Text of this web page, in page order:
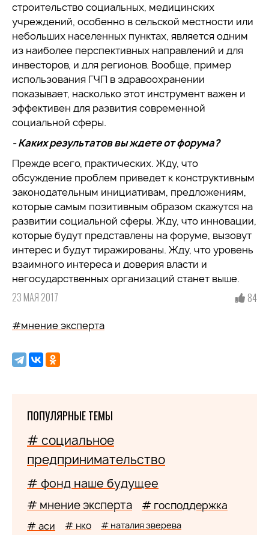
строительство социальных, медицинских
учреждений, особенно в сельской местности или
небольших населенных пунктах, является одним
из наиболее перспективных направлений и для
инвесторов, и для регионов. Вообще, пример
использования ГЧП в здравоохранении
показывает, насколько этот инструмент важен и
эффективен для развития современной
социальной сферы.
- Каких результатов вы ждете от форума?
Прежде всего, практических. Жду, что
обсуждение проблем приведет к конструктивным
законодательным инициативам, предложениям,
которые самым позитивным образом скажутся на
развитии социальной сферы. Жду, что инновации,
которые будут представлены на форуме, вызовут
интерес и будут тиражированы. Жду, что уровень
взаимного интереса и доверия власти и
негосударственных организаций станет выше.
23 МАЯ 2017 84
#мнение эксперта
ПОПУЛЯРНЫЕ ТЕМЫ
# социальное
предпринимательство
# фонд наше будущее
# мнение эксперта # господдержка
# аси # нко # наталия зверева